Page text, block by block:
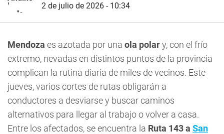
2 de julio de 2026 - 10:34
Mendoza es azotada por una ola polary, con el frío
extremo, nevadas en distintos puntos de la provincia
complican la rutina diaria de miles de vecinos. Este
jueves, varios cortes de rutas obligarán a
conductores a desviarse y buscar caminos
alternativos para llegar al trabajo o volver a casa.
Entre los afectados, se encuentra la Ruta 143 a San